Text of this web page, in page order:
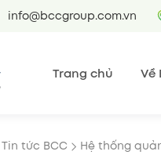
info@bccgroup.com.vn
Trang chủ Về
Tin tức BCC Hệ thống